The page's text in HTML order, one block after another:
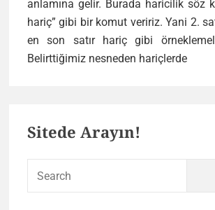
anlamına gelir. Burada haricilik söz
hariç” gibi bir komut veririz. Yani 2.
en son satır hariç gibi
Belirttiğimiz nesneden hariçlerde
Sitede Arayın!